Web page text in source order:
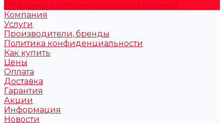
Установки компаундирования бензинов
Компания
Услуги
Производители, бренды
Политика конфиденциальности
Как купить
Цены
Оплата
Доставка
Гарантия
Акции
Информация
Новости